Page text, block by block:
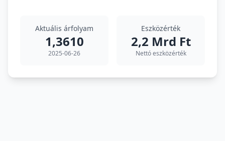
Aktuális árfolyam
1,3610
2025-06-26
Eszközérték
2,2 Mrd Ft
Nettó eszközérték